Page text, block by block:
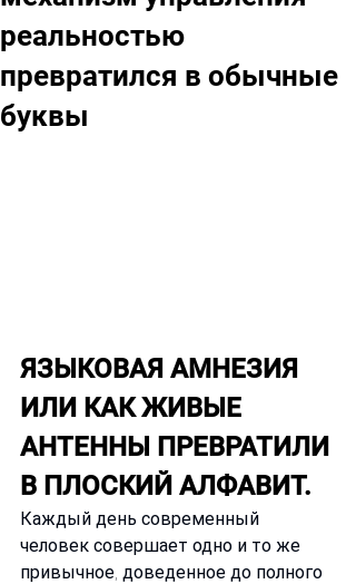
реальностью
превратился в обычные
буквы
ЯЗЫКОВАЯ АМНЕЗИЯ
ИЛИ КАК ЖИВЫЕ
АНТЕННЫ ПРЕВРАТИЛИ
В ПЛОСКИЙ АЛФАВИТ.
Каждый день современный
человек совершает одно и то же
привычное, доведенное до полного